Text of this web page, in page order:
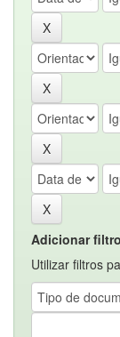
Adicionar
Utilizar filtros